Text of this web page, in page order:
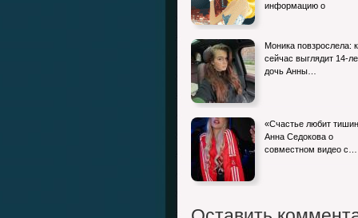
информацию о
Моника повзрослела:
сейчас выглядит 14-
дочь Анны…
«Счастье любит
Анна Седокова о
совместном видео с…